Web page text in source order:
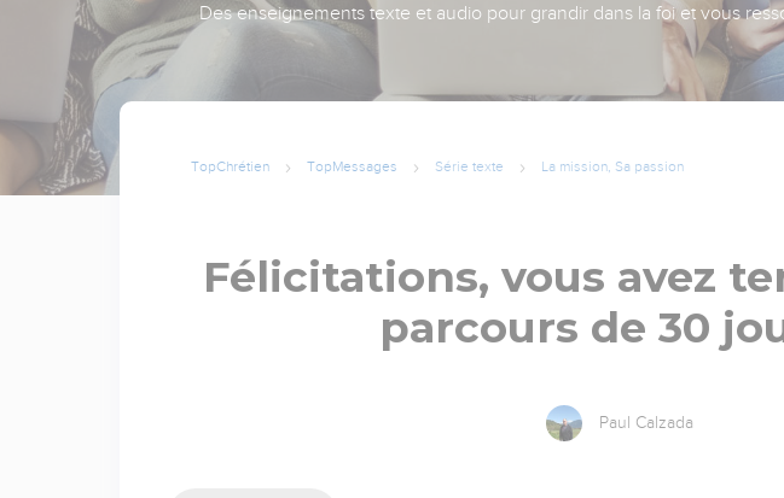
Des enseignements texte et audio pour grandir dans la foi et vous
TopChrétien TopMessages Série texte La mission, Sa passion
Félicitations, vous avez
parcours de 30
Paul Calzada